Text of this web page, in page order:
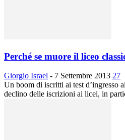
Perché se muore il liceo
Giorgio Israel - 7 Settembre 2013 27
Un boom di iscritti ai test d’ingresso
declino delle iscrizioni ai licei, in